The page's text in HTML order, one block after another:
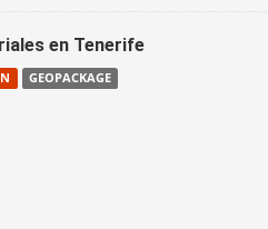
en Tenerife
GEOPACKAGE